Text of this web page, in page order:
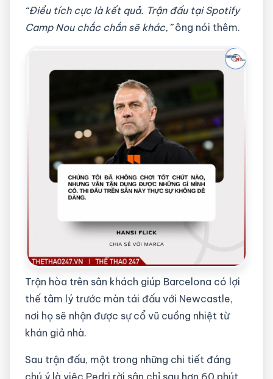
“Điều tích cực là kết quả. Trận đấu tại Spotify
Camp Nou chắc chắn sẽ khác,”ông nói thêm.
Trận hòa trên sân khách giúp Barcelona có lợi
thế tâm lý trước màn tái đấu với Newcastle,
nơi họ sẽ nhận được sự cổ vũ cuồng nhiệt từ
khán giả nhà.
Sau trận đấu, một trong những chi tiết đáng
chú ý là việc Pedri rời sân chỉ sau hơn 60 phút